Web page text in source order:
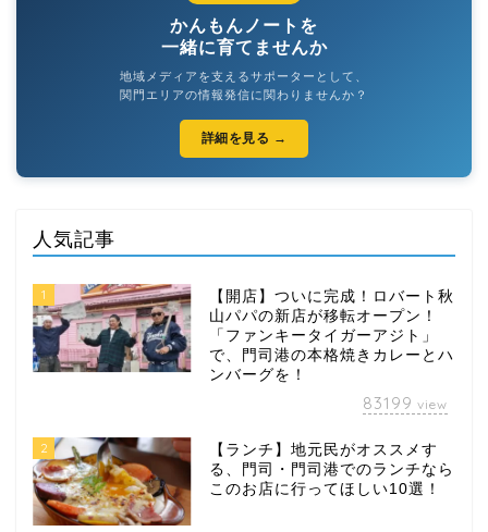
かんもんノートを
一緒に育てませんか
地域メディアを支えるサポーターとして、
関門エリアの情報発信に関わりませんか？
詳細を見る →
人気記事
1
【開店】ついに完成！ロバート秋
山パパの新店が移転オープン！
「ファンキータイガーアジト」
で、門司港の本格焼きカレーとハ
ンバーグを！
83199 view
2
【ランチ】地元民がオススメす
る、門司・門司港でのランチなら
このお店に行ってほしい10選！